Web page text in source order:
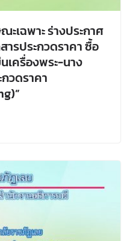
เฉพาะ ร่างประกาศ
ารประกวดราคา ซื้อ
ครื่องพระ-นาง
วดราคา